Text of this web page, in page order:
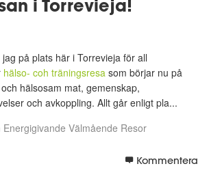
i Torrevieja!
på plats här i Torrevieja för all
hälso- coh träningsresa som börjar nu på
hälsosam mat, gemenskap,
och avkoppling. Allt går enligt pla...
Energigivande Välmående Resor
Kommentera